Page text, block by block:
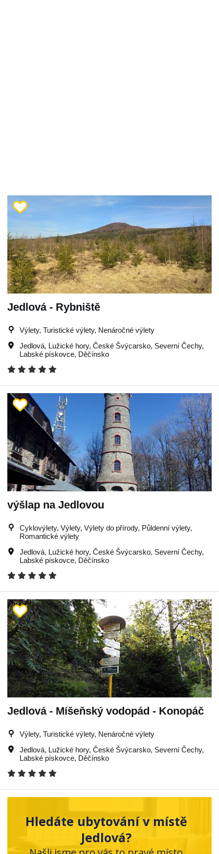
Jedlová - Rybniště
Výlety, Turistické výlety, Nenáročné výlety
Jedlová, Lužické hory, České Švýcarsko, Severní Čechy,
Labské pískovce, Děčínsko
výšlap na Jedlovou
Cyklovýlety, Výlety, Výlety do přírody, Půldenní výlety,
Romantické výlety
Jedlová, Lužické hory, České Švýcarsko, Severní Čechy,
Labské pískovce, Děčínsko
Jedlová - Míšeňský vodopád - Konopáč
Výlety, Turistické výlety, Nenáročné výlety
Jedlová, Lužické hory, České Švýcarsko, Severní Čechy,
Labské pískovce, Děčínsko
Hledáte ubytování v místě
Jedlová?